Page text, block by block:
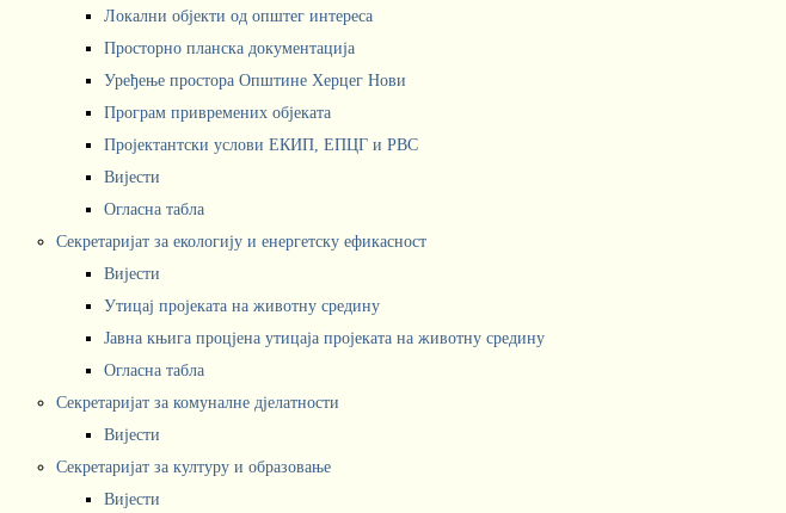
Локални објекти од општег интереса
Просторно планска документација
Уређење простора Општине Херцег Нови
Програм привремених објеката
Пројектантски услови ЕКИП, ЕПЦГ и РВС
Вијести
Огласна табла
Секретаријат за екологију и енергетску ефикасност
Вијести
Утицај пројеката на животну средину
Јавна књига процјена утицаја пројеката на животну средину
Огласна табла
Секретаријат за комуналне дјелатности
Вијести
Секретаријат за културу и образовање
Вијести